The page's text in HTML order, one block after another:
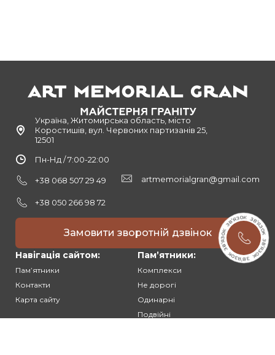
Україна, Житомирська область, місто
Коростишів, вул. Червоних партизанів 25,
12501
Пн-Нд / 7:00-22:00
+38 068 507 29 49
+38 050 266 98 72
artmemorialgran@gmail.com
Замовити зворотній дзвінок
Навігація сайтом:
Памʼятники
Контакти
Карта сайту
Памʼятники:
Комплекси
Не дорогі
Одинарні
Подвійні